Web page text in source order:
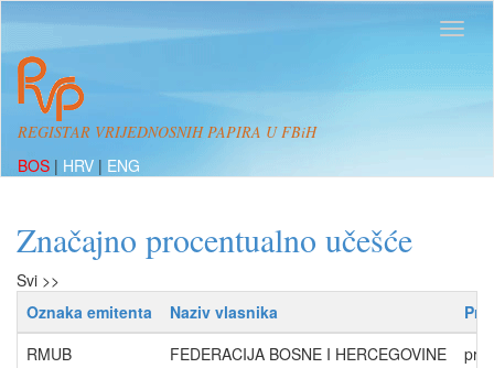
REGISTAR VRIJEDNOSNIH PAPIRA U FBiH
BOS | HRV | ENG
Značajno procentualno učešće
Svi >>
Oznaka emitenta
Naziv vlasnika
RMUB
FEDERACIJA BOSNE I HERCEGOVINE